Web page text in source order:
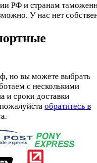
РФ и странам
У нас нет
но вы можете выбрать
с несколькими
и сроки доставки
обратитесь в